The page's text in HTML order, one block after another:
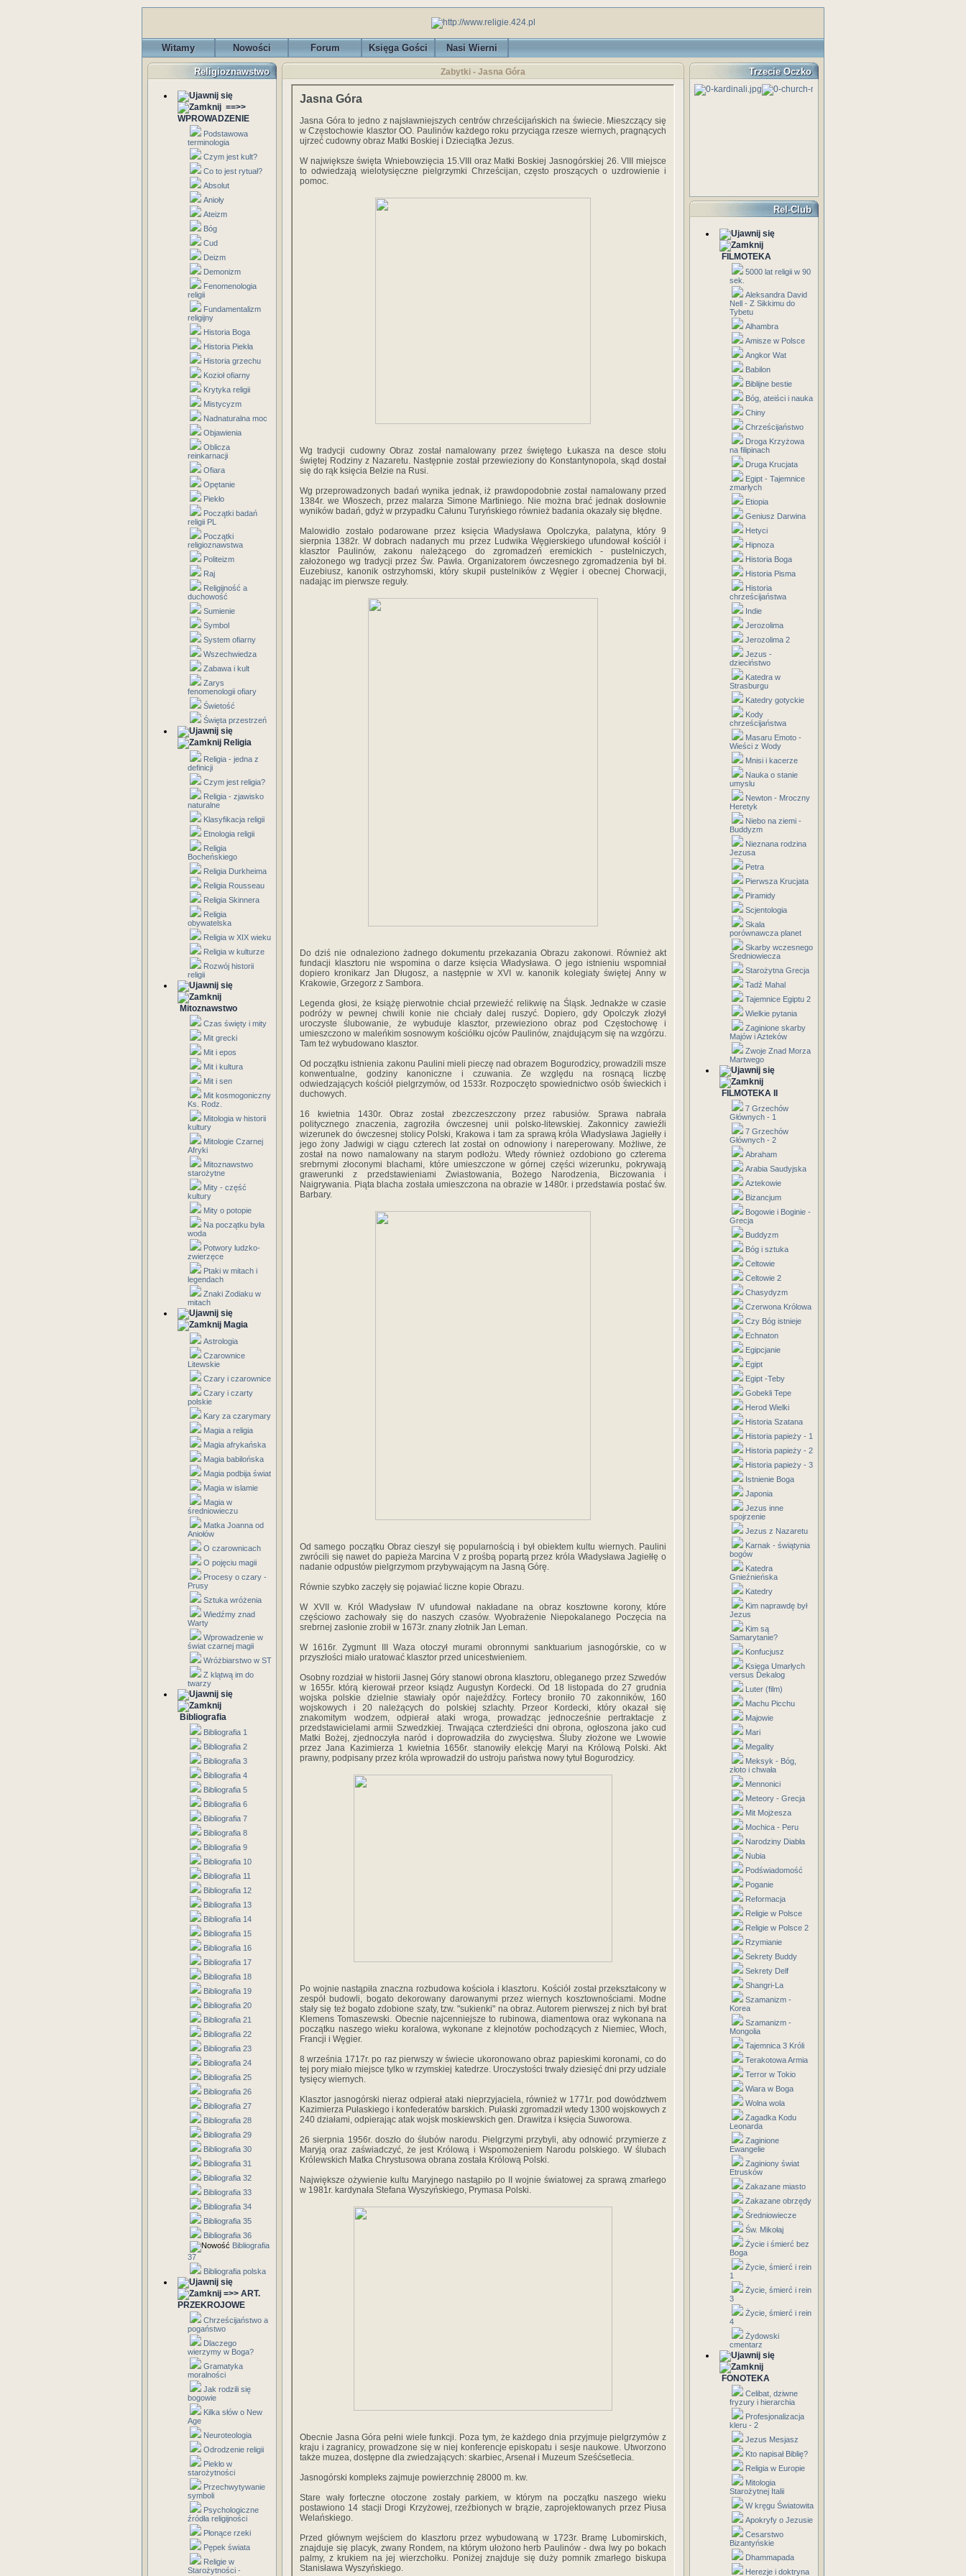
Witamy Nowości Forum Księga Gości Nasi Wierni
Religioznawstwo
==>>
WPROWADZENIE
Podstawowa
terminologia
Czym jest kult?
Co to jest rytuał?
Absolut
Anioły
Ateizm
Bóg
Cud
Deizm
Demonizm
Fenomenologia
religii
Fundamentalizm
religijny
Historia Boga
Historia Piekła
Historia grzechu
Kozioł ofiarny
Krytyka religii
Mistycyzm
Nadnaturalna moc
Objawienia
Oblicza
reinkarnacji
Ofiara
Opętanie
Piekło
Początki badań
religii PL
Początki
religioznawstwa
Politeizm
Raj
Religijność a
duchowość
Sumienie
Symbol
System ofiarny
Wszechwiedza
Zabawa i kult
Zarys
fenomenologii ofiary
Świetość
Święta przestrzeń
Religia
Religia - jedna z
definicji
Czym jest religia?
Religia - zjawisko
naturalne
Klasyfikacja religii
Etnologia religii
Religia
Bocheńskiego
Religia Durkheima
Religia Rousseau
Religia Skinnera
Religia
obywatelska
Religia w XIX wieku
Religia w kulturze
Rozwój historii
religii
Mitoznawstwo
Czas święty i mity
Mit grecki
Mit i epos
Mit i kultura
Mit i sen
Mit kosmogoniczny
Ks. Rodz.
Mitologia w historii
kultury
Mitologie Czarnej
Afryki
Mitoznawstwo
starożytne
Mity - część
kultury
Mity o potopie
Na początku była
woda
Potwory ludzko-
zwierzęce
Ptaki w mitach i
legendach
Znaki Zodiaku w
mitach
Magia
Astrologia
Czarownice
Litewskie
Czary i czarownice
Czary i czarty
polskie
Kary za czarymary
Magia a religia
Magia afrykańska
Magia babilońska
Magia podbija świat
Magia w islamie
Magia w
średniowieczu
Matka Joanna od
Aniołów
O czarownicach
O pojęciu magii
Procesy o czary -
Prusy
Sztuka wróżenia
Wiedźmy znad
Warty
Wprowadzenie w
świat czarnej magii
Wróżbiarstwo w ST
Z klątwą im do
twarzy
Bibliografia
Bibliografia 1
Bibliografia 2
Bibliografia 3
Bibliografia 4
Bibliografia 5
Bibliografia 6
Bibliografia 7
Bibliografia 8
Bibliografia 9
Bibliografia 10
Bibliografia 11
Bibliografia 12
Bibliografia 13
Bibliografia 14
Bibliografia 15
Bibliografia 16
Bibliografia 17
Bibliografia 18
Bibliografia 19
Bibliografia 20
Bibliografia 21
Bibliografia 22
Bibliografia 23
Bibliografia 24
Bibliografia 25
Bibliografia 26
Bibliografia 27
Bibliografia 28
Bibliografia 29
Bibliografia 30
Bibliografia 31
Bibliografia 32
Bibliografia 33
Bibliografia 34
Bibliografia 35
Bibliografia 36
Bibliografia
37
Bibliografia polska
=>> ART.
PRZEKROJOWE
Chrześcijaństwo a
pogaństwo
Dlaczego
wierzymy w Boga?
Gramatyka
moralności
Jak rodzili się
bogowie
Kilka słów o New
Age
Neuroteologia
Odrodzenie religii
Piekło w
starożytności
Przechwytywanie
symboli
Psychologiczne
źródła religijności
Płonące rzeki
Pępek świata
Religie w
Starożytności -
Zabytki - Jasna Góra
Jasna Góra
Jasna Góra to jedno z najsławniejszych centrów chrześcijańskich na świecie. Mieszczący się
w Częstochowie klasztor OO. Paulinów każdego roku przyciąga rzesze wiernych, pragnących
ujrzeć cudowny obraz Matki Boskiej i Dzieciątka Jezus.
W największe święta Wniebowzięcia 15.VIII oraz Matki Boskiej Jasnogórskiej 26. VIII miejsce
to odwiedzają wielotysięczne pielgrzymki Chrześcijan, często proszących o uzdrowienie i
pomoc.
Wg tradycji cudowny Obraz został namalowany przez świętego Łukasza na desce stołu
świętej Rodziny z Nazaretu. Następnie został przewieziony do Konstantynopola, skąd dostał
się do rąk księcia Bełzie na Rusi.
Wg przeprowadzonych badań wynika jednak, iż prawdopodobnie został namalowany przed
1384r. we Włoszech, przez malarza Simone Martiniego. Nie można brać jednak dosłownie
wyników badań, gdyż w przypadku Całunu Turyńskiego również badania okazały się błędne.
Malowidło zostało podarowane przez księcia Władysława Opolczyka, palatyna, który 9
sierpnia 1382r. W dobrach nadanych mu przez Ludwika Węgierskiego ufundował kościół i
klasztor Paulinów, zakonu należącego do zgromadzeń eremickich - pustelniczych,
założonego wg tradycji przez Św. Pawła. Organizatorem ówczesnego zgromadzenia był bł.
Euzebiusz, kanonik ostrzyhomski, który skupił pustelników z Węgier i obecnej Chorwacji,
nadając im pierwsze reguły.
Do dziś nie odnaleziono żadnego dokumentu przekazania Obrazu zakonowi. Również akt
fundacji klasztoru nie wspomina o darze księcia Władysława. O jego istnieniu wspomniał
dopiero kronikarz Jan Długosz, a następnie w XVI w. kanonik kolegiaty świętej Anny w
Krakowie, Grzegorz z Sambora.
Legenda głosi, że książę pierwotnie chciał przewieźć relikwię na Śląsk. Jednakże w czasie
podróży w pewnej chwili konie nie chciały dalej ruszyć. Dopiero, gdy Opolczyk złożył
uroczyste ślubowanie, że wybuduje klasztor, przewieziono obraz pod Częstochowę i
umieszczono w maleńkim sosnowym kościółku ojców Paulinów, znajdującym się na wzgórzu.
Tam też wybudowano klasztor.
Od początku istnienia zakonu Paulini mieli pieczę nad obrazem Bogurodzicy, prowadzili msze
konwentualne, godziny kanoniczne i czuwania. Ze względu na rosnącą liczbę
odwiedzających kościół pielgrzymów, od 1533r. Rozpoczęto spowiednictwo osób świeckich i
duchowych.
16 kwietnia 1430r. Obraz został zbezczeszczony przez rabusiów. Sprawa nabrała
politycznego znaczenia, zagroziła ówczesnej unii polsko-litewskiej. Zakonnicy zawieźli
wizerunek do ówczesnej stolicy Polski, Krakowa i tam za sprawą króla Władysława Jagiełły i
jego żony Jadwigi w ciągu czterech lat został on odnowiony i nareperowany. Możliwe, że
został na nowo namalowany na starym podłożu. Wtedy również ozdobiono go czterema
srebrnymi złoconymi blachami, które umieszczone w górnej części wizerunku, pokrywają
grawerunki z przedstawieniami Zwiastowania, Bożego Narodzenia, Biczowania i
Naigrywania. Piąta blacha została umieszczona na obrazie w 1480r. i przedstawia postać św.
Barbary.
Od samego początku Obraz cieszył się popularnością i był obiektem kultu wiernych. Paulini
zwrócili się nawet do papieża Marcina V z prośbą popartą przez króla Władysława Jagiełłę o
nadanie odpustów pielgrzymom przybywającym na Jasną Górę.
Równie szybko zaczęły się pojawiać liczne kopie Obrazu.
W XVII w. Król Władysław IV ufundował nakładane na obraz kosztowne korony, które
częściowo zachowały się do naszych czasów. Wyobrażenie Niepokalanego Poczęcia na
srebrnej zasłonie zrobił w 1673r. znany złotnik Jan Leman.
W 1616r. Zygmunt III Waza otoczył murami obronnymi sanktuarium jasnogórskie, co w
przyszłości miało uratować klasztor przed unicestwieniem.
Osobny rozdział w historii Jasnej Góry stanowi obrona klasztoru, obleganego przez Szwedów
w 1655r. którą kierował przeor ksiądz Augustyn Kordecki. Od 18 listopada do 27 grudnia
wojska polskie dzielnie stawiały opór najeźdźcy. Fortecy broniło 70 zakonników, 160
wojskowych i 20 należących do polskiej szlachty. Przeor Kordecki, który okazał się
znakomitym wodzem, odpierał ataki wroga, prowadząc jednocześnie pertraktacje z
przedstawicielami armii Szwedzkiej. Trwająca czterdzieści dni obrona, ogłoszona jako cud
Matki Bożej, zjednoczyła naród i doprowadziła do zwycięstwa. Śluby złożone we Lwowie
przez Jana Kazimierza 1 kwietnia 1656r. stanowiły elekcję Maryi na Królową Polski. Akt
prawny, podpisany przez króla wprowadził do ustroju państwa nowy tytuł Bogurodzicy.
Po wojnie nastąpiła znaczna rozbudowa kościoła i klasztoru. Kościół został przekształcony w
zespół budowli, bogato dekorowany darowanymi przez wiernych kosztownościami. Modne
stały się też bogato zdobione szaty, tzw. "sukienki" na obraz. Autorem pierwszej z nich był brat
Klemens Tomaszewski. Obecnie najcenniejsze to rubinowa, diamentowa oraz wykonana na
początku naszego wieku koralowa, wykonane z klejnotów pochodzących z Niemiec, Włoch,
Francji i Węgier.
8 września 1717r. po raz pierwszy w świecie ukoronowano obraz papieskimi koronami, co do
tej pory miało miejsce tylko w rzymskiej katedrze. Uroczystości trwały dziesięć dni przy udziale
tysięcy wiernych.
Klasztor jasnogórski nieraz odpierał ataki nieprzyjaciela, również w 1771r. pod dowództwem
Kazimierza Pułaskiego i konfederatów barskich. Pułaski zgromadził wtedy 1300 wojskowych z
240 działami, odpierając atak wojsk moskiewskich gen. Drawitza i księcia Suworowa.
26 sierpnia 1956r. doszło do ślubów narodu. Pielgrzymi przybyli, aby odnowić przymierze z
Maryją oraz zaświadczyć, że jest Królową i Wspomożeniem Narodu polskiego. W ślubach
Królewskich Matka Chrystusowa obrana została Królową Polski.
Największe ożywienie kultu Maryjnego nastąpiło po II wojnie światowej za sprawą zmarłego
w 1981r. kardynała Stefana Wyszyńskiego, Prymasa Polski.
Obecnie Jasna Góra pełni wiele funkcji. Poza tym, że każdego dnia przyjmuje pielgrzymów z
kraju i zagranicy, prowadzone się w niej konferencje episkopatu i sesje naukowe. Utworzono
także muzea, dostępne dla zwiedzających: skarbiec, Arsenał i Muzeum Sześćsetlecia.
Jasnogórski kompleks zajmuje powierzchnię 28000 m. kw.
Stare wały forteczne otoczone zostały parkiem, w którym na początku naszego wieku
postawiono 14 stacji Drogi Krzyżowej, rzeźbionych w brązie, zaprojektowanych przez Piusa
Welańskiego.
Przed głównym wejściem do klasztoru przez wybudowaną w 1723r. Bramę Lubomirskich,
znajduje się placyk, zwany Rondem, na którym ułożono herb Paulinów - dwa lwy po bokach
palmy, z krukiem na jej wierzchołku. Poniżej znajduje się duży pomnik zmarłego biskupa
Stanisława Wyszyńskiego.
Trzecie Oczko
Rel-Club
FILMOTEKA
5000 lat religii w 90
sek.
Aleksandra David
Nell - Z Sikkimu do
Tybetu
Alhambra
Amisze w Polsce
Angkor Wat
Babilon
Biblijne bestie
Bóg, ateiści i nauka
Chiny
Chrześcijaństwo
Droga Krzyżowa
na filipinach
Druga Krucjata
Egipt - Tajemnice
zmarłych
Etiopia
Geniusz Darwina
Hetyci
Hipnoza
Historia Boga
Historia Pisma
Historia
chrześcijaństwa
Indie
Jerozolima
Jerozolima 2
Jezus -
dzieciństwo
Katedra w
Strasburgu
Katedry gotyckie
Kody
chrześcijaństwa
Masaru Emoto -
Wieści z Wody
Mnisi i kacerze
Nauka o stanie
umyslu
Newton - Mroczny
Heretyk
Niebo na ziemi -
Buddyzm
Nieznana rodzina
Jezusa
Petra
Pierwsza Krucjata
Piramidy
Scjentologia
Skala
porównawcza planet
Skarby wczesnego
Średniowiecza
Starożytna Grecja
Tadź Mahal
Tajemnice Egiptu 2
Wielkie pytania
Zaginione skarby
Majów i Azteków
Zwoje Znad Morza
Martwego
FILMOTEKA II
7 Grzechów
Głównych - 1
7 Grzechów
Głównych - 2
Abraham
Arabia Saudyjska
Aztekowie
Bizancjum
Bogowie i Boginie -
Grecja
Buddyzm
Bóg i sztuka
Celtowie
Celtowie 2
Chasydyzm
Czerwona Królowa
Czy Bóg istnieje
Echnaton
Egipcjanie
Egipt
Egipt -Teby
Gobekli Tepe
Herod Wielki
Historia Szatana
Historia papieży - 1
Historia papieży - 2
Historia papieży - 3
Istnienie Boga
Japonia
Jezus inne
spojrzenie
Jezus z Nazaretu
Karnak - świątynia
bogów
Katedra
Gnieźnieńska
Katedry
Kim naprawdę był
Jezus
Kim są
Samarytanie?
Konfucjusz
Księga Umarłych
versus Dekalog
Luter (film)
Machu Picchu
Majowie
Mari
Megality
Meksyk - Bóg,
złoto i chwała
Mennonici
Meteory - Grecja
Mit Mojżesza
Mochica - Peru
Narodziny Diabła
Nubia
Podświadomość
Poganie
Reformacja
Religie w Polsce
Religie w Polsce 2
Rzymianie
Sekrety Buddy
Sekrety Delf
Shangri-La
Szamanizm -
Korea
Szamanizm -
Mongolia
Tajemnica 3 Króli
Terakotowa Armia
Terror w Tokio
Wiara w Boga
Wolna wola
Zagadka Kodu
Leonarda
Zaginione
Ewangelie
Zaginiony świat
Etrusków
Zakazane miasto
Zakazane obrzędy
Średniowiecze
Św. Mikołaj
Życie i śmierć bez
Boga
Życie, śmierć i rein
1
Życie, śmierć i rein
3
Życie, śmierć i rein
4
Żydowski
cmentarz
FONOTEKA
Celibat, dziwne
fryzury i hierarchia
Profesjonalizacja
kleru - 2
Jezus Mesjasz
Kto napisał Biblię?
Religia w Europie
Mitologia
Starożytnej Italii
W kręgu Światowita
Apokryfy o Jezusie
Cesarstwo
Bizantyńskie
Dhammapada
Herezje i doktryna